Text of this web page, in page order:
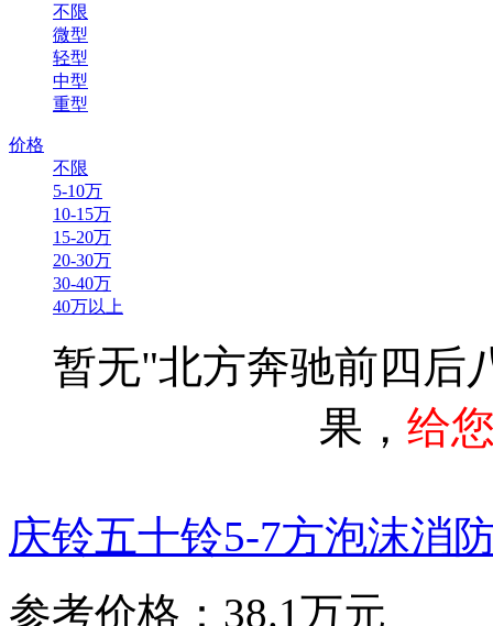
不限
微型
轻型
中型
重型
价格
不限
5-10万
10-15万
15-20万
20-30万
30-40万
40万以上
暂无"北方奔驰前四后
果， 给
庆铃五十铃5-7方泡沫消
参考价格：38.1万元